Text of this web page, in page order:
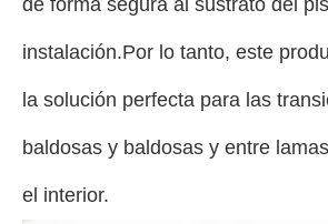
de forma segura al sustrato del
instalación.Por lo tanto, este
la solución perfecta para las
baldosas y baldosas y entre
el interior.